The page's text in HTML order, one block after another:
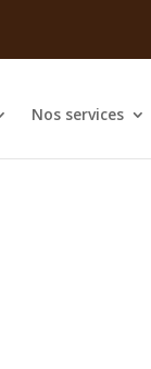
Nos services